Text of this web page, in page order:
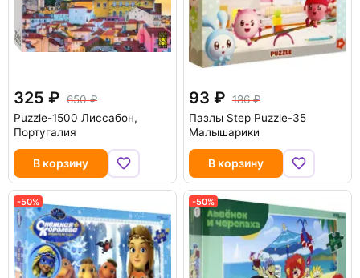
325
650
Puzzle-1500 Лиссабон,
Португалия
В корзину
93
186
Пазлы Step Puzzle-35
Малышарики
В корзину
-50% -50%